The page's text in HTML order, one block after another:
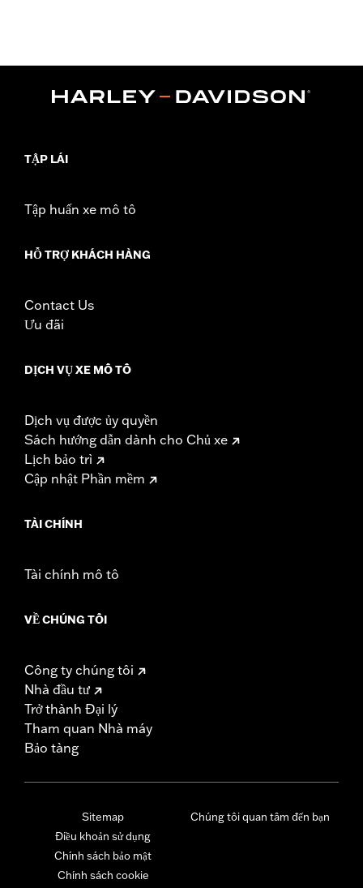
TẬP LÁI
Tập huấn xe mô tô
HỖ TRỢ KHÁCH HÀNG
Contact Us
Ưu đãi
DỊCH VỤ XE MÔ TÔ
Dịch vụ được ủy quyền
Sách hướng dẫn dành cho Chủ xe
Lịch bảo trì
Cập nhật Phần mềm
TÀI CHÍNH
Tài chính mô tô
VỀ CHÚNG TÔI
Công ty chúng tôi
Nhà đầu tư
Trở thành Đại lý
Tham quan Nhà máy
Bảo tàng
Sitemap
Điều khoản sử dụng
Chính sách bảo mật
Chính sách cookie
Chúng tôi quan tâm đến bạn